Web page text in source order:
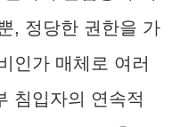
, 정당한 권한을 가
인가 매체로 여러
침입자의 연속적